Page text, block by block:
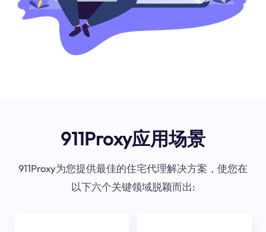
911Proxy应用场景
911Proxy为您提供最佳的住宅代理解决方案，使您在
以下六个关键领域脱颖而出: